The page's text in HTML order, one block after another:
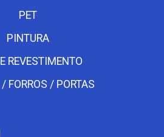
PET
PINTURA
REVESTIMENTO
FORROS / PORTAS